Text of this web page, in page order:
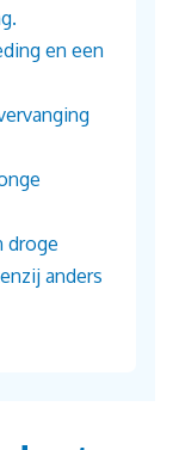
en een
droge
anders